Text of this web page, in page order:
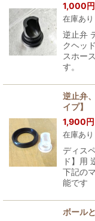
1,000円
在庫あり
逆止弁
クヘッ
スホー
す。
逆止弁
イプ】
1,900円
在庫あり
ディス
ド】用
下記の
能です
ボール